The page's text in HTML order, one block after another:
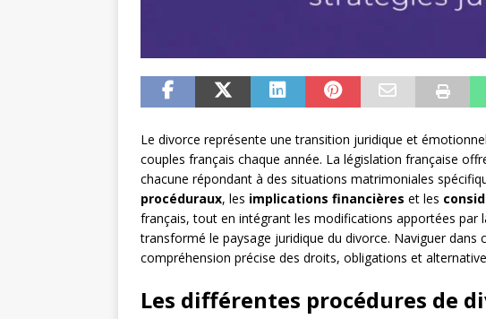
Le divorce représente une transition juridique et
couples français chaque année. La législation française
chacune répondant à des situations matrimoniales
procéduraux, les implications financières et les
français, tout en intégrant les modifications apportées par
transformé le paysage juridique du divorce. Naviguer dans
compréhension précise des droits, obligations et
Les différentes procédures de